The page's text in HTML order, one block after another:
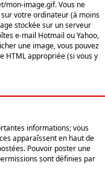
mon-image.gif. Vous ne
votre ordinateur (à moins
stockée sur un serveur
e-mail Hotmail ou Yahoo,
une image, vous pouvez
HTML appropriée (si vous y
informations; vous
apparaîssent en haut de
Pouvoir poster une
sont définies par